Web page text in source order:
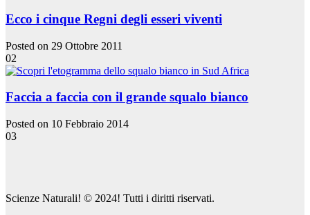
Ecco i cinque Regni degli esseri viventi
Posted on 29 Ottobre 2011
02
Faccia a faccia con il grande squalo bianco
Posted on 10 Febbraio 2014
03
Scienze Naturali! © 2024! Tutti i diritti riservati.